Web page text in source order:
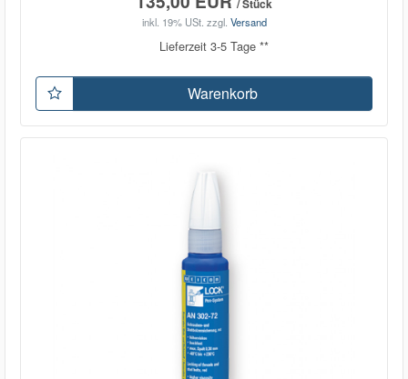
inkl. 19% USt. zzgl. Versand
Lieferzeit 3-5 Tage **
Warenkorb